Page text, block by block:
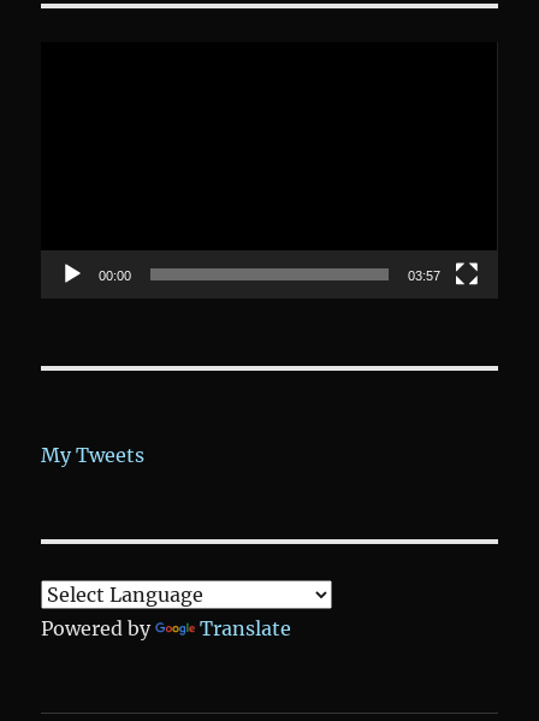
00:00 03:57
My Tweets
Powered by Translate